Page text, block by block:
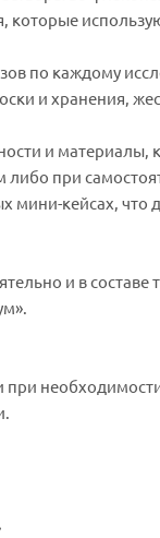
по каждому
и хранения,
и
при
мини-кейсах,
и в